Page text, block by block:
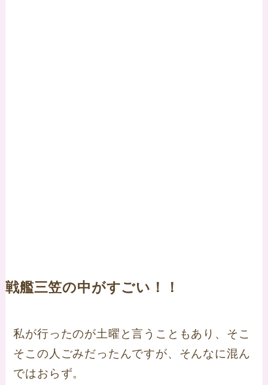
戦艦三笠の中がすごい！！
私が行ったのが土曜と言うこともあり、そこ
そこの人ごみだったんですが、そんなに混ん
ではおらず。